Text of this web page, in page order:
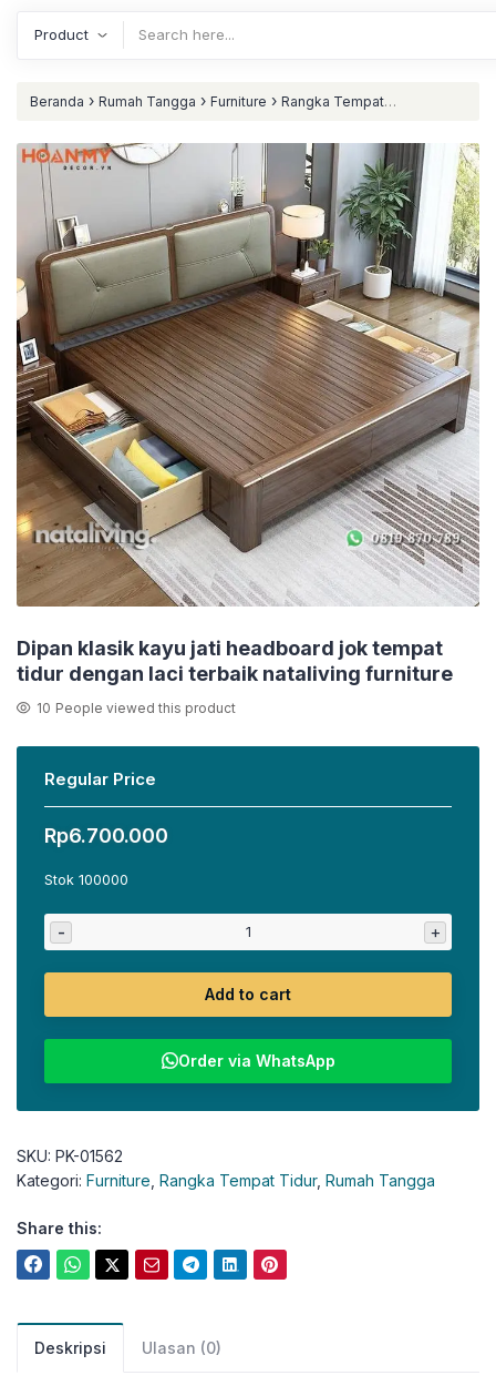
Beranda › Rumah Tangga › Furniture › Rangka Tempat
Tidur Dipan klasik kayu jati headboard jok tempat tidur dengan
laci terbaik nataliving furniture
Dipan klasik kayu jati headboard jok tempat
tidur dengan laci terbaik nataliving furniture
10 People viewed this product
Regular Price
Rp6.700.000
Stok 100000
- +
Add to cart
Order via WhatsApp
SKU: PK-01562
Kategori: Furniture Rangka Tempat Tidur, Rumah Tangga
Share this:
Deskripsi Ulasan (0)